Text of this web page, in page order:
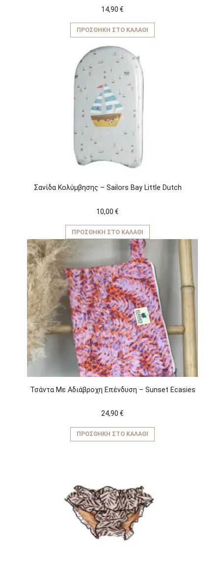
14,90 €
ΠΡΟΣΘΉΚΗ ΣΤΟ ΚΑΛΆΘΙ
Σανίδα Κολύμβησης – Sailors Bay Little Dutch
10,00 €
ΠΡΟΣΘΉΚΗ ΣΤΟ ΚΑΛΆΘΙ
Τσάντα Με Αδιάβροχη Επένδυση – Sunset Ecasies
24,90 €
ΠΡΟΣΘΉΚΗ ΣΤΟ ΚΑΛΆΘΙ